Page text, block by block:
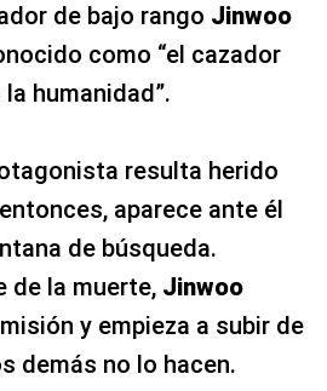
de bajo rango Jinwoo
como “el cazador
humanidad”.
resulta herido
aparece ante él
de búsqueda.
de la muerte, Jinwoo
y empieza a subir de
demás no lo hacen.